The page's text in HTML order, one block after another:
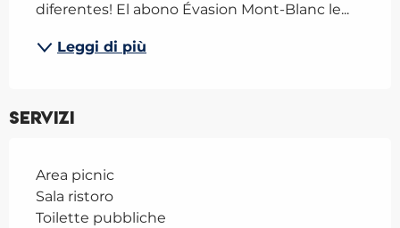
diferentes! El abono Évasion Mont-Blanc le...
Leggi di più
Servizi
Area picnic
Sala ristoro
Toilette pubbliche